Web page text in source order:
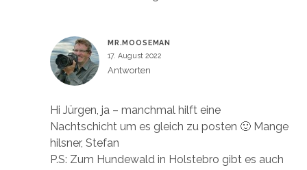
MR.MOOSEMAN
17. August 2022
Antworten
Hi Jürgen, ja – manchmal hilft eine
Nachtschicht um es gleich zu posten 🙂 Mange
hilsner, Stefan
P.S: Zum Hundewald in Holstebro gibt es auch